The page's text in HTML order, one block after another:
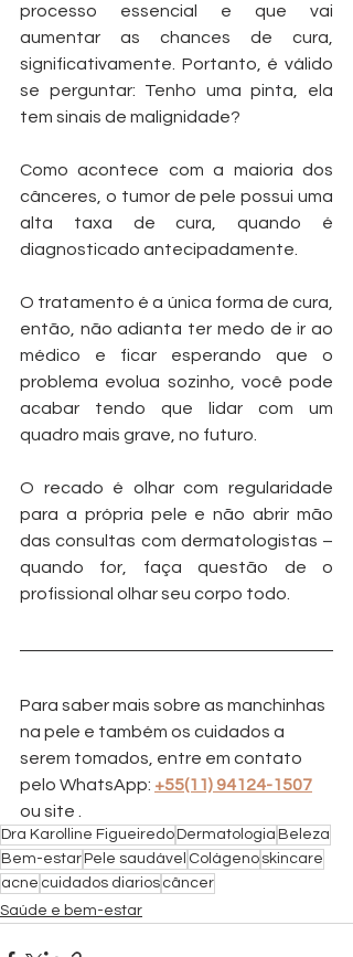
processo essencial e que vai
aumentar as chances de cura,
significativamente. Portanto, é válido
se perguntar: Tenho uma pinta, ela
tem sinais de malignidade?
Como acontece com a maioria dos
cânceres, o tumor de pele possui uma
alta taxa de cura, quando é
diagnosticado antecipadamente.
O tratamento é a única forma de cura,
então, não adianta ter medo de ir ao
médico e ficar esperando que o
problema evolua sozinho, você pode
acabar tendo que lidar com um
quadro mais grave, no futuro.
O recado é olhar com regularidade
para a própria pele e não abrir mão
das consultas com dermatologistas –
quando for, faça questão de o
profissional olhar seu corpo todo.
Para saber mais sobre as manchinhas
na pele e também os cuidados a
serem tomados, entre em contato
pelo WhatsApp: +55(11) 94124-1507
ou site .
Dra Karolline Figueiredo Dermatologia Beleza
Bem-estar Pele saudável Colágeno skincare
acne cuidados diarios câncer
Saúde e bem-estar